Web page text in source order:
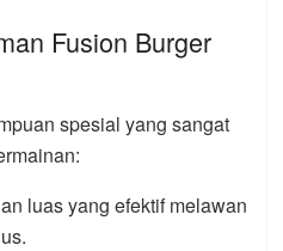
Fusion Burger
spesial yang sangat
luas yang efektif melawan